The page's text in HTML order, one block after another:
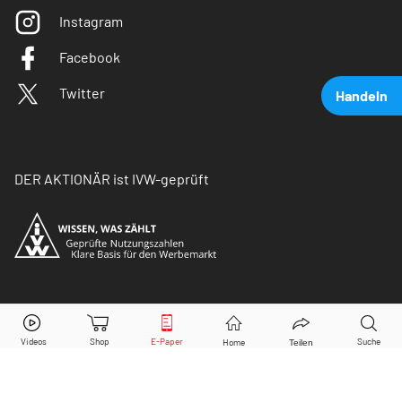
Handeln
Volkswagen Vz. Aktie jetzt handeln?
Instagram
Facebook
Twitter
DER AKTIONÄR ist IVW-geprüft
© Copyright 2026 Börsenmedien AG. Alle Rechte